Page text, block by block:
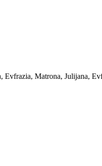
Matrona, Julijana,